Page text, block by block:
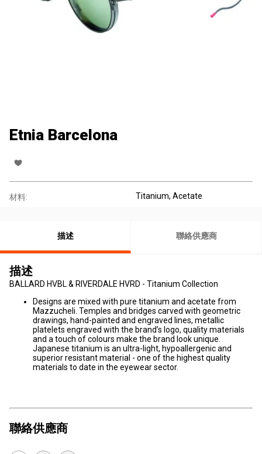
Etnia Barcelona
材料: Titanium, Acetate
描述 聯絡供應商
描述
BALLARD HVBL & RIVERDALE HVRD - Titanium Collection
Designs are mixed with pure titanium and acetate from
Mazzucheli. Temples and bridges carved with geometric
drawings, hand-painted and engraved lines, metallic
platelets engraved with the brand’s logo, quality materials
and a touch of colours make the brand look unique.
Japanese titanium is an ultra-light, hypoallergenic and
superior resistant material - one of the highest quality
materials to date in the eyewear sector.
聯絡供應商